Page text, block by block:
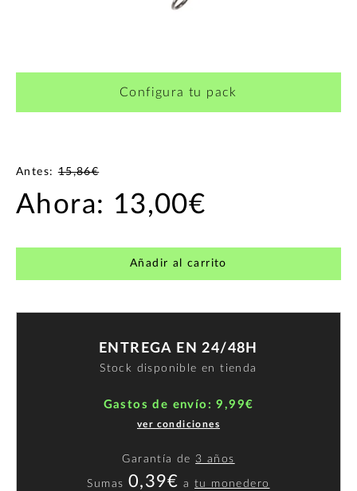
Configura tu pack
Antes:15,86€
Ahora: 13,00€
Añadir al carrito
ENTREGA EN 24/48H
Stock disponible en tienda
Gastos de envío: 9,99€
ver condiciones
Garantía de 3 años
Sumas 0,39€ atu monedero